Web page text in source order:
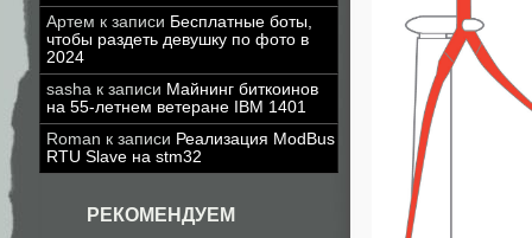
Артем к записи Бесплатные боты,
чтобы раздеть девушку по фото в
2024
sasha к записи Майнинг биткоинов
на 55-летнем ветеране IBM 1401
Roman к записи Реализация ModBus
RTU Slave на stm32
РЕКОМЕНДУЕМ